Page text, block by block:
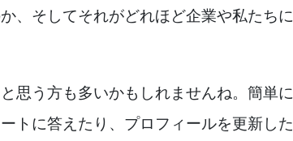
、そしてそれがどれほど企業や私たち
思う方も多いかもしれませんね。簡単
トに答えたり、プロフィールを更新し